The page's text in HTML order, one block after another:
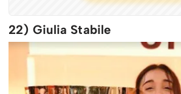
22) Giulia Stabile